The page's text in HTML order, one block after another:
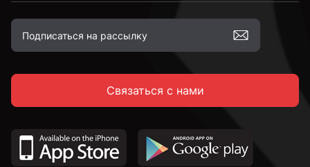
Связаться с нами